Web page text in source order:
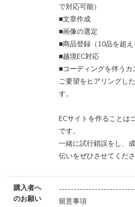
で対応可能）
■文章作成
■画像の選定
■商品登録（10品を超え
■越境EC対応
■コーディングを伴う
ご要望をヒアリングし
す。
ECサイトを作ることは
です。
一緒に試行錯誤をし、
伝いをぜひさせてくださ
購入者へ
のお願い
留意事項